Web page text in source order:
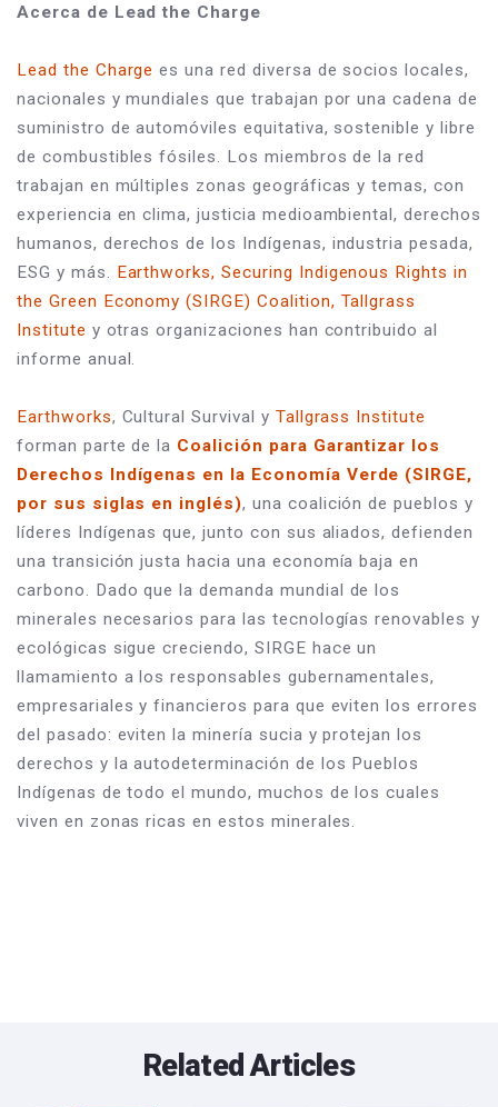
Acerca de Lead the Charge
Lead the Charge es una red diversa de socios locales,
nacionales y mundiales que trabajan por una cadena de
suministro de automóviles equitativa, sostenible y libre
de combustibles fósiles. Los miembros de la red
trabajan en múltiples zonas geográficas y temas, con
experiencia en clima, justicia medioambiental, derechos
humanos, derechos de los Indígenas, industria pesada,
ESG y más. Earthworks, Securing Indigenous Rights in
the Green Economy (SIRGE) Coalition, Tallgrass
Institute y otras organizaciones han contribuido al
informe anual.
Earthworks, Cultural Survival y Tallgrass Institute
forman parte de la Coalición para Garantizar los
Derechos Indígenas en la Economía Verde (SIRGE,
por sus siglas en inglés), una coalición de pueblos y
líderes Indígenas que, junto con sus aliados, defienden
una transición justa hacia una economía baja en
carbono. Dado que la demanda mundial de los
minerales necesarios para las tecnologías renovables y
ecológicas sigue creciendo, SIRGE hace un
llamamiento a los responsables gubernamentales,
empresariales y financieros para que eviten los errores
del pasado: eviten la minería sucia y protejan los
derechos y la autodeterminación de los Pueblos
Indígenas de todo el mundo, muchos de los cuales
viven en zonas ricas en estos minerales.
Related Articles